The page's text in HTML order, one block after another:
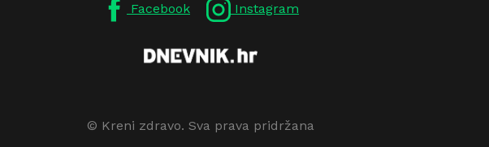
Facebook Instagram
© Kreni zdravo. Sva prava pridržana